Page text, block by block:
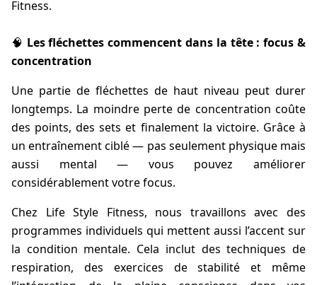
Fitness.
🧠 Les fléchettes commencent dans la tête : focus &
concentration
Une partie de fléchettes de haut niveau peut durer
longtemps. La moindre perte de concentration coûte
des points, des sets et finalement la victoire. Grâce à
un entraînement ciblé — pas seulement physique mais
aussi mental — vous pouvez améliorer
considérablement votre focus.
Chez Life Style Fitness, nous travaillons avec des
programmes individuels qui mettent aussi l’accent sur
la condition mentale. Cela inclut des techniques de
respiration, des exercices de stabilité et même